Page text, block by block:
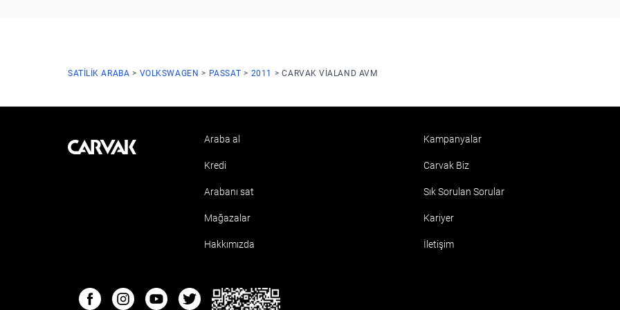
SATILIK ARABA VOLKSWAGEN PASSAT 2011 CARVAK VIALAND AVM
Kavak Araba al
Kredi
Arabanı sat
Mağazalar
Hakkımızda
Kampanyalar
Carvak Biz
Sık Sorulan Sorular
Kariyer
İletişim
FacebookInstagramYoutubeTwitter
ETBIS